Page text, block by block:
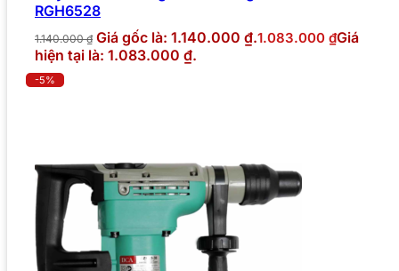
RGH6528
1.140.000₫ Giá gốc là: 1.140.000 ₫.1.083.000 ₫Giá
hiện tại là: 1.083.000 ₫.
-5%